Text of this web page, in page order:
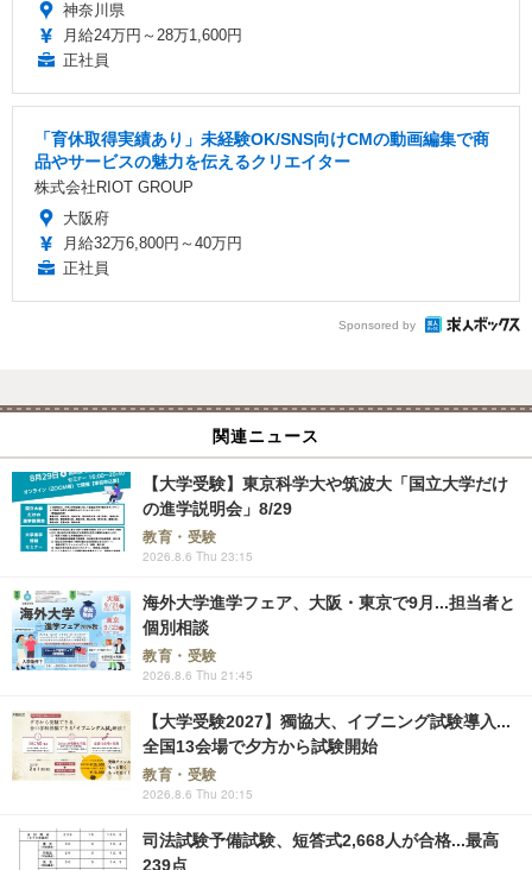
神奈川県
月給24万円～28万1,600円
正社員
「育休取得実績あり」未経験OK/SNS向けCMの動画編集で商
品やサービスの魅力を伝えるクリエイター
株式会社RIOT GROUP
大阪府
月給32万6,800円～40万円
正社員
Sponsored by
関連ニュース
【大学受験】東京科学大や筑波大「国立大学だけ
の進学説明会」8/29
教育・受験
2026.8.6 Thu 23:15
海外大学進学フェア、大阪・東京で9月...担当者と
個別相談
教育・受験
2026.8.6 Thu 21:45
【大学受験2027】獨協大、イブニング試験導入...
全国13会場で夕方から試験開始
教育・受験
2026.8.6 Thu 20:15
司法試験予備試験、短答式2,668人が合格...最高
239点